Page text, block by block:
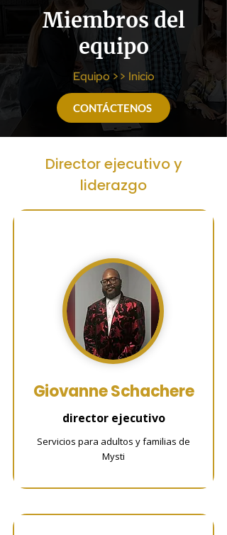
Miembros del
equipo
Equipo >> Inicio
CONTÁCTENOS
Director ejecutivo y
liderazgo
Giovanne Schachere
director ejecutivo
Servicios para adultos y familias de
Mysti